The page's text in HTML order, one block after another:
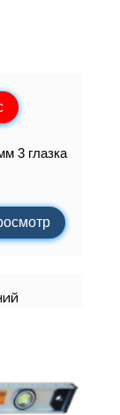
3 глазка